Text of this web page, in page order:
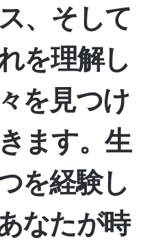
、そして
を理解し
を見つけ
ます。生
を経験し
なたが時